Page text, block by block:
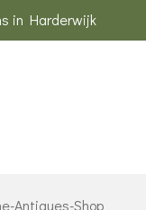
in Harderwijk
Antiques-Shop